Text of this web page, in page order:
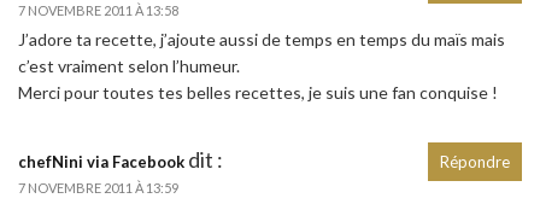
7 NOVEMBRE 2011 À 13:58
J’adore ta recette, j’ajoute aussi de temps en temps du maïs mais
c’est vraiment selon l’humeur.
Merci pour toutes tes belles recettes, je suis une fan conquise !
chefNini via Facebook dit :
7 NOVEMBRE 2011 À 13:59
Répondre